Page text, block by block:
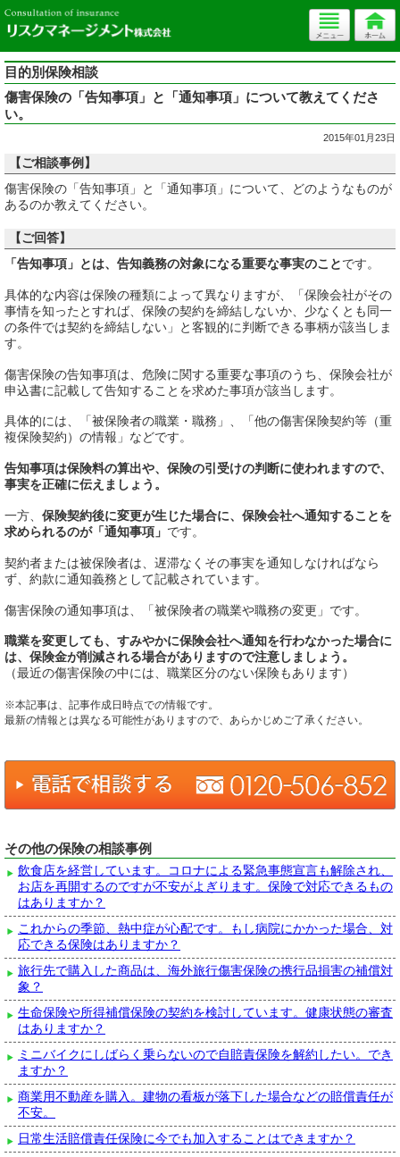
目的別保険相談
傷害保険の「告知事項」と「通知事項」について教えてくださ
い。
2015年01月23日
【ご相談事例】
傷害保険の「告知事項」と「通知事項」について、どのようなものが
あるのか教えてください。
【ご回答】
「告知事項」とは、告知義務の対象になる重要な事実のことです。
具体的な内容は保険の種類によって異なりますが、「保険会社がその
事情を知ったとすれば、保険の契約を締結しないか、少なくとも同一
の条件では契約を締結しない」と客観的に判断できる事柄が該当しま
す。
傷害保険の告知事項は、危険に関する重要な事項のうち、保険会社が
申込書に記載して告知することを求めた事項が該当します。
具体的には、「被保険者の職業・職務」、「他の傷害保険契約等（重
複保険契約）の情報」などです。
告知事項は保険料の算出や、保険の引受けの判断に使われますので、
事実を正確に伝えましょう。
一方、 保険契約後に変更が生じた場合に、保険会社へ通知することを
求められるのが「通知事項」 です。
契約者または被保険者は、遅滞なくその事実を通知しなければなら
ず、約款に通知義務として記載されています。
傷害保険の通知事項は、「被保険者の職業や職務の変更」です。
職業を変更しても、すみやかに保険会社へ通知を行わなかった場合に
は、保険金が削減される場合がありますので注意しましょう。
（最近の傷害保険の中には、職業区分のない保険もあります）
※本記事は、記事作成日時点での情報です。
最新の情報とは異なる可能性がありますので、あらかじめご了承ください。
その他の保険の相談事例
飲食店を経営しています。コロナによる緊急事態宣言も解除され、
お店を再開するのですが不安がよぎります。保険で対応できるもの
はありますか？
これからの季節、熱中症が心配です。もし病院にかかった場合、対
応できる保険はありますか？
旅行先で購入した商品は、海外旅行傷害保険の携行品損害の補償対
象？
生命保険や所得補償保険の契約を検討しています。健康状態の審査
はありますか？
ミニバイクにしばらく乗らないので自賠責保険を解約したい。でき
ますか？
商業用不動産を購入。建物の看板が落下した場合などの賠償責任が
不安。
日常生活賠償責任保険に今でも加入することはできますか？